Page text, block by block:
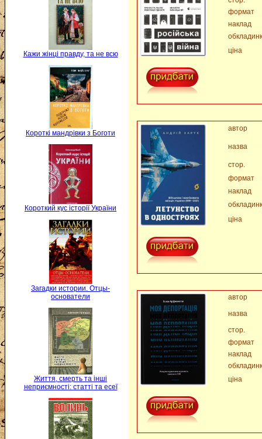
Кажи жінці правду, та не всю
Короткі мандрівки з Боготи
Короткий кус історії України
Загадки истории. Отцы-
основатели
Життя, смерть та інші
неприємності: статті та есеї
формат
наклад
ціна
автор
назва
стор.
формат
наклад
ціна
автор
назва
стор.
формат
наклад
ціна